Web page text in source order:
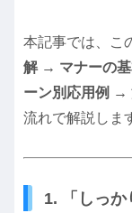
本記事では、こ
解 → マナーの
ーン別応用例 →
流れで解説しま
1. 「しっ